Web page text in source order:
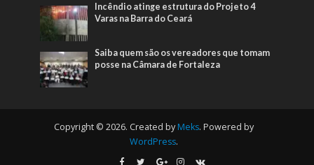
Incêndio atinge estrutura do Projeto 4
Varas na Barra do Ceará
Saiba quem são os vereadores que tomam
posse na Câmara de Fortaleza
Copyright © 2026. Created by Meks. Powered by
WordPress.